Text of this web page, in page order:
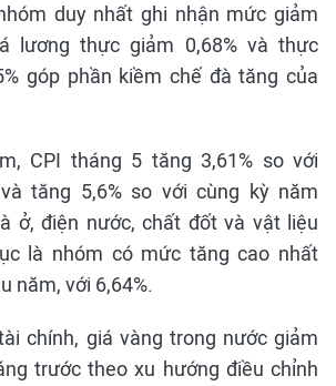
duy nhất ghi nhận mức giảm
lương thực giảm 0,68% và thực
góp phần kiềm chế đà tăng của
CPI tháng 5 tăng 3,61% so với
tăng 5,6% so với cùng kỳ năm
ở, điện nước, chất đốt và vật liệu
là nhóm có mức tăng cao nhất
năm, với 6,64%.
chính, giá vàng trong nước giảm
trước theo xu hướng điều chỉnh